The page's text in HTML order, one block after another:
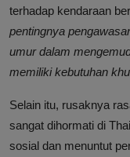
terhadap kendaraan
pentingnya
umur dalam
memiliki kebutuhan
Selain itu, rusaknya
sangat dihormati di
sosial dan menuntut